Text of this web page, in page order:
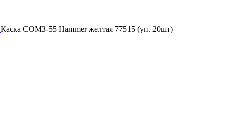
Каска СОМЗ-55 Hammer желтая 77515 (уп. 20шт)